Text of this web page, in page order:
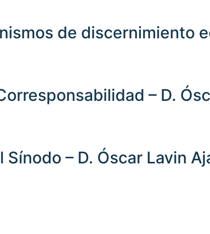
de discernimiento
– D.
– D. Óscar Lavin